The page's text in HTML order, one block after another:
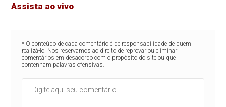
Assista ao vivo
* O conteúdo de cada comentário é de responsabilidade de quem
realizá-lo. Nos reservamos ao direito de reprovar ou eliminar
comentários em desacordo com o propósito do site ou que
contenham palavras ofensivas.